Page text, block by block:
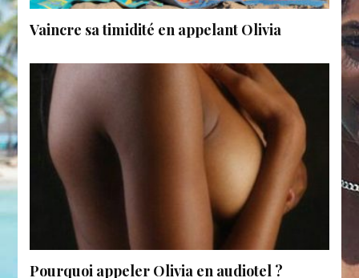
Vaincre sa timidité en appelant Olivia
Pourquoi appeler Olivia en audiotel ?